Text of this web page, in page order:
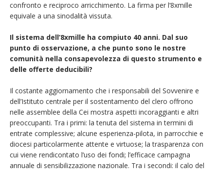
confronto e reciproco arricchimento. La firma per l’8xmille
equivale a una sinodalità vissuta.
Il sistema dell’8xmille ha compiuto 40 anni. Dal suo
punto di osservazione, a che punto sono le nostre
comunità nella consapevolezza di questo strumento e
delle offerte deducibili?
Il costante aggiornamento che i responsabili del Sovvenire e
dell’Istituto centrale per il sostentamento del clero offrono
nelle assemblee della Cei mostra aspetti incoraggianti e altri
preoccupanti. Tra i primi: la tenuta del sistema in termini di
entrate complessive; alcune esperienza-pilota, in parrocchie e
diocesi particolarmente attente e virtuose; la trasparenza con
cui viene rendicontato l’uso dei fondi; l’efficace campagna
annuale di sensibilizzazione nazionale. Tra i secondi: il calo del